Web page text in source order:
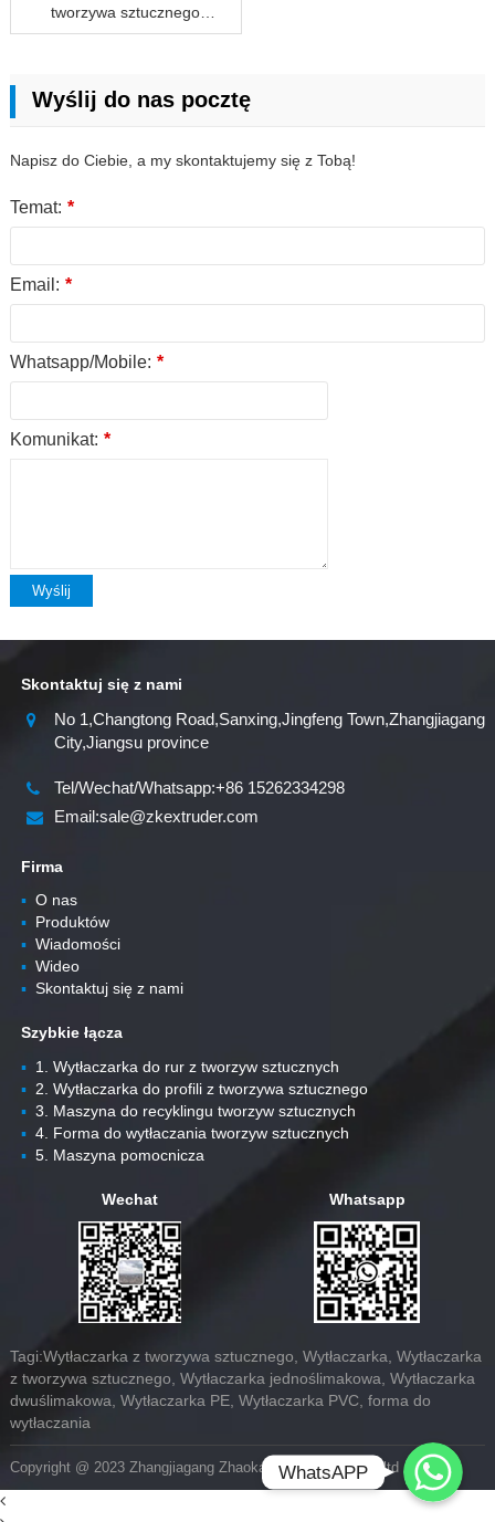
tworzywa sztucznego
HDPE20-1200mm
Wyślij do nas pocztę
Napisz do Ciebie, a my skontaktujemy się z Tobą!
Temat: *
Email: *
Whatsapp/Mobile: *
Komunikat: *
Wyślij
Skontaktuj się z nami
No 1,Changtong Road,Sanxing,Jingfeng Town,Zhangjiagang
City,Jiangsu province
Tel/Wechat/Whatsapp:+86 15262334298
Email:sale@zkextruder.com
Firma
▪O nas
▪Produktów
▪Wiadomości
▪Wideo
▪Skontaktuj się z nami
Szybkie łącza
▪1. Wytłaczarka do rur z tworzyw sztucznych
▪2. Wytłaczarka do profili z tworzywa sztucznego
▪3. Maszyna do recyklingu tworzyw sztucznych
▪4. Forma do wytłaczania tworzyw sztucznych
▪5. Maszyna pomocnicza
Wechat Whatsapp
Tagi:Wytłaczarka z tworzywa sztucznego, Wytłaczarka, Wytłaczarka
z tworzywa sztucznego, Wytłaczarka jednoślimakowa, Wytłaczarka
dwuślimakowa, Wytłaczarka PE, Wytłaczarka PVC, forma do
wytłaczania
Copyright @ 2023 Zhangjiagang Zhaokang Machinery Co.,ltd
Whatsapp
WhatsAPP